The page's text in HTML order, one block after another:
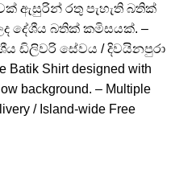
ඇසුරින් රතු පැහැති බතික්
දේශීය බතික් කමිසයක්. –
ඩිලිවරි සේවය / දිවයිනපුරා
Shirt designed with
background. – Multiple
/ Island-wide Free